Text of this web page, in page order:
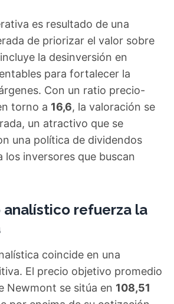
es resultado de una
de priorizar el valor sobre
la desinversión en
para fortalecer la
Con un ratio precio-
torno a 16,6, la valoración se
un atractivo que se
una política de dividendos
los inversores que buscan
analístico refuerza la
coincide en una
El precio objetivo promedio
Newmont se sitúa en 108,51